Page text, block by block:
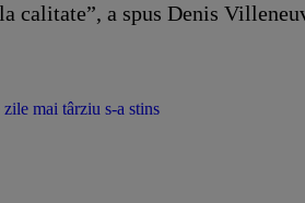
calitate”, a spus Denis
mai târziu s-a stins